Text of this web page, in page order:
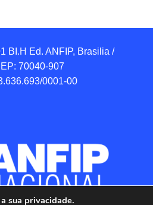
BI.H Ed. ANFIP, Brasilia /
70040-907
0001-00
sua privacidade.